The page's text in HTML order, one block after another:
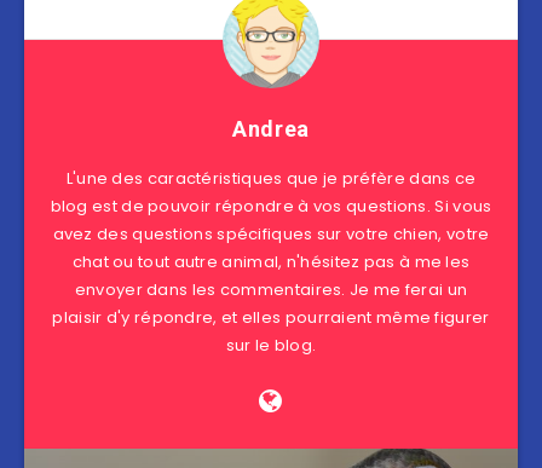
Andrea
L'une des caractéristiques que je préfère dans ce
blog est de pouvoir répondre à vos questions. Si vous
avez des questions spécifiques sur votre chien, votre
chat ou tout autre animal, n'hésitez pas à me les
envoyer dans les commentaires. Je me ferai un
plaisir d'y répondre, et elles pourraient même figurer
sur le blog.